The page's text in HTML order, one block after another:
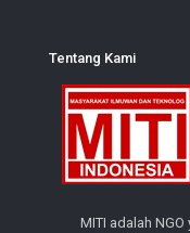
Tentang Kami
MITI adalah